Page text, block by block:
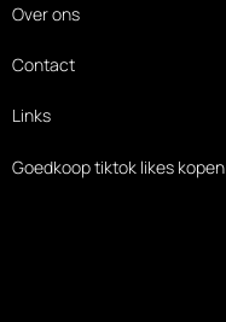
Over ons
Contact
Links
Goedkoop tiktok likes kopen